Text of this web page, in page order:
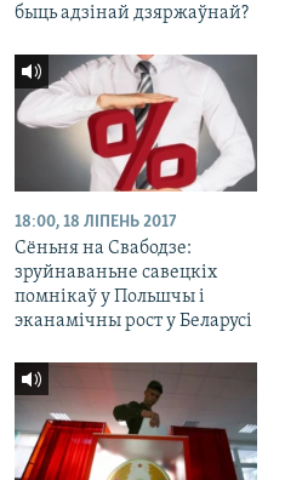
быць адзінай дзяржаўнай?
18:00, 18 ЛІПЕНЬ 2017
Сёньня на Свабодзе:
зруйнаваньне савецкіх
помнікаў у Польшчы і
эканамічны рост у Беларусі